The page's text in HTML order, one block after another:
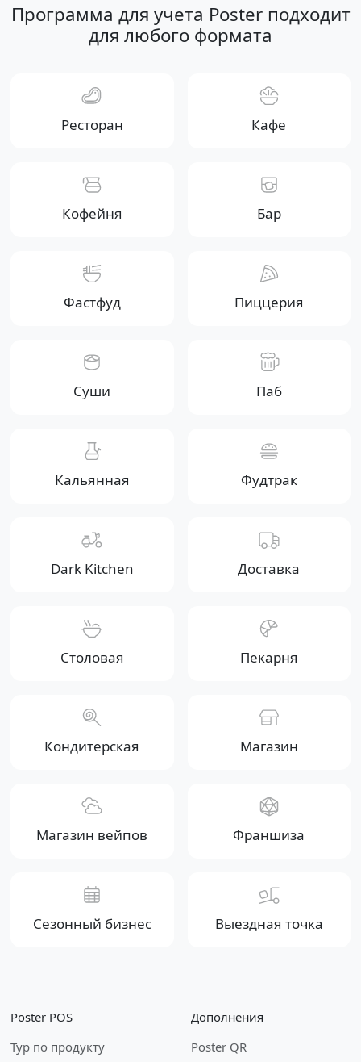
Программа для учета Poster подходит
для любого формата
Ресторан Кафе
Кофейня Бар
Фастфуд Пиццерия
Суши Паб
Кальянная Фудтрак
Dark Kitchen Доставка
Столовая Пекарня
Кондитерская Магазин
Магазин вейпов Франшиза
Сезонный бизнес Выездная точка
Poster POS
Тур по продукту
Дополнения
Poster QR